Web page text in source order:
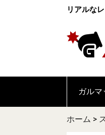
リアルな
ガルマ
ホーム >